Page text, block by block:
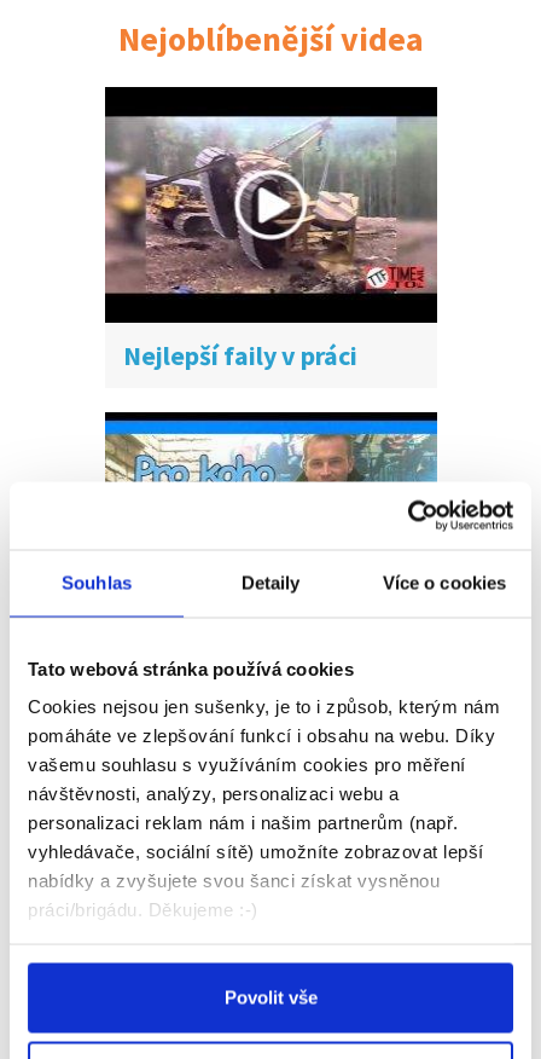
Souhlas Detaily Více o cookies
Tato webová stránka používá cookies
Cookies nejsou jen sušenky, je to i způsob, kterým nám
pomáháte ve zlepšování funkcí i obsahu na webu. Díky
vašemu souhlasu s využíváním cookies pro měření
návštěvnosti, analýzy, personalizaci webu a
personalizaci reklam nám i našim partnerům (např.
vyhledávače, sociální sítě) umožníte zobrazovat lepší
nabídky a zvyšujete svou šanci získat vysněnou
práci/brigádu. Děkujeme :-)
Povolit vše
Nejoblíbenější videa
Nejlepší faily v práci
Pro koho není práce v
zahraničí vhodná?
Zvířata v práci